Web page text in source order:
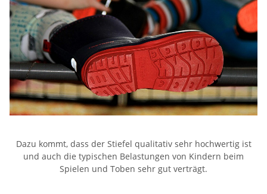
Dazu kommt, dass der Stiefel qualitativ sehr hochwertig ist
und auch die typischen Belastungen von Kindern beim
Spielen und Toben sehr gut verträgt.